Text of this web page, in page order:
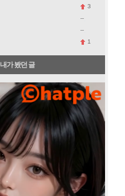
3
1
내가 봤던 글